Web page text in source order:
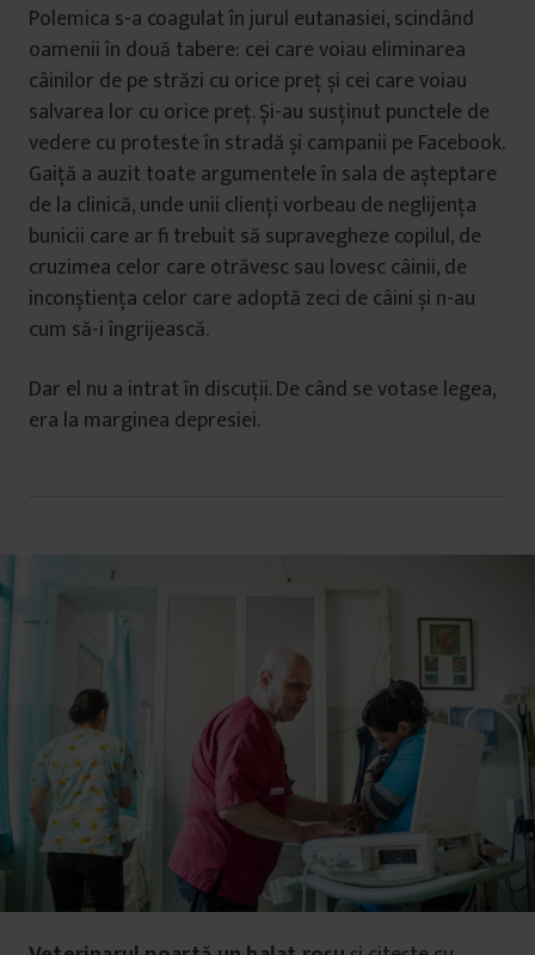
Polemica s-a coagulat în jurul eutanasiei, scindând
oamenii în două tabere: cei care voiau eliminarea
câinilor de pe străzi cu orice preț și cei care voiau
salvarea lor cu orice preț. Și-au susținut punctele de
vedere cu proteste în stradă și campanii pe Facebook.
Gaiță a auzit toate argumentele în sala de așteptare
de la clinică, unde unii clienți vorbeau de neglijența
bunicii care ar fi trebuit să supravegheze copilul, de
cruzimea celor care otrăvesc sau lovesc câinii, de
inconștiența celor care adoptă zeci de câini și n-au
cum să-i îngrijească.
Dar el nu a intrat în discuții. De când se votase legea,
era la marginea depresiei.